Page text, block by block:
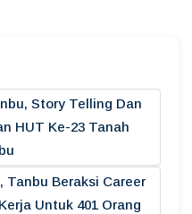
Story Telling Dan
HUT Ke-23 Tanah
Tanbu Beraksi Career
Untuk 401 Orang